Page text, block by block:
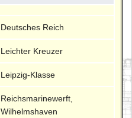
Deutsches Reich
Leichter Kreuzer
Leipzig-Klasse
Reichsmarinewerft,
Wilhelmshaven